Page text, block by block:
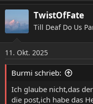
a
t
i
o
n
e
n
TwistOfFate
Till Deaf Do Us
11. Okt. 2025
Burmi schrieb:
Ich glaube nicht,das
die post,ich habe das